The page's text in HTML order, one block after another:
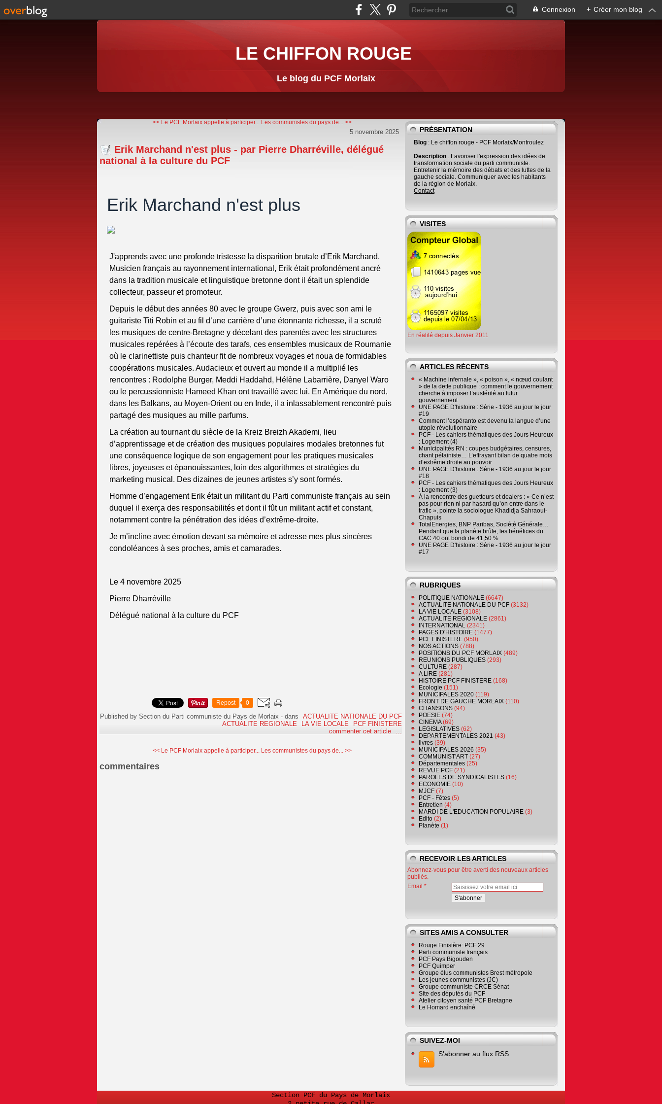
Connexion + Créer mon blog
LE CHIFFON ROUGE
Le blog du PCF Morlaix
<< Le PCF Morlaix appelle à participer... Les communistes du pays de... >>
5 novembre 2025
Erik Marchand n'est plus - par Pierre Dharréville, délégué
national à la culture du PCF
Erik Marchand n'est plus
J'apprends avec une profonde tristesse la disparition brutale d’Erik Marchand.
Musicien français au rayonnement international, Erik était profondément ancré
dans la tradition musicale et linguistique bretonne dont il était un splendide
collecteur, passeur et promoteur.
Depuis le début des années 80 avec le groupe Gwerz, puis avec son ami le
guitariste Titi Robin et au fil d’une carrière d’une étonnante richesse, il a scruté
les musiques de centre-Bretagne y décelant des parentés avec les structures
musicales repérées à l’écoute des tarafs, ces ensembles musicaux de Roumanie
où le clarinettiste puis chanteur fit de nombreux voyages et noua de formidables
coopérations musicales. Audacieux et ouvert au monde il a multiplié les
rencontres : Rodolphe Burger, Meddi Haddahd, Hélène Labarrière, Danyel Waro
ou le percussionniste Hameed Khan ont travaillé avec lui. En Amérique du nord,
dans les Balkans, au Moyen-Orient ou en Inde, il a inlassablement rencontré puis
partagé des musiques au mille parfums.
La création au tournant du siècle de la Kreiz Breizh Akademi, lieu
d’apprentissage et de création des musiques populaires modales bretonnes fut
une conséquence logique de son engagement pour les pratiques musicales
libres, joyeuses et épanouissantes, loin des algorithmes et stratégies du
marketing musical. Des dizaines de jeunes artistes s’y sont formés.
Homme d’engagement Erik était un militant du Parti communiste français au sein
duquel il exerça des responsabilités et dont il fût un militant actif et constant,
notamment contre la pénétration des idées d’extrême-droite.
Je m’incline avec émotion devant sa mémoire et adresse mes plus sincères
condoléances à ses proches, amis et camarades.
Le 4 novembre 2025
Pierre Dharréville
Délégué national à la culture du PCF
Repost 0
Published by Section du Parti communiste du Pays de Morlaix -dans
ACTUALITE NATIONALE DU PCF
ACTUALITE REGIONALE
LA VIE LOCALE
PCF FINISTERE
commenter cet article
…
<< Le PCF Morlaix appelle à participer... Les communistes du pays de... >>
commentaires
PRÉSENTATION
Blog : Le chiffon rouge - PCF Morlaix/Montroulez
Description : Favoriser l'expression des idées de
transformation sociale du parti communiste.
Entretenir la mémoire des débats et des luttes de la
gauche sociale. Communiquer avec les habitants
de la région de Morlaix.
Contact
VISITES
En réalité depuis Janvier 2011
ARTICLES RÉCENTS
« Machine infernale », « poison », « nœud coulant
» de la dette publique : comment le gouvernement
cherche à imposer l’austérité au futur
gouvernement
UNE PAGE D'histoire : Série - 1936 au jour le jour
#19
Comment l’espéranto est devenu la langue d’une
utopie révolutionnaire
PCF - Les cahiers thématiques des Jours Heureux
: Logement (4)
Municipalités RN : coupes budgétaires, censures,
chant pétainiste… L’effrayant bilan de quatre mois
d’extrême droite au pouvoir
UNE PAGE D'histoire : Série - 1936 au jour le jour
#18
PCF - Les cahiers thématiques des Jours Heureux
: Logement (3)
À la rencontre des guetteurs et dealers : « Ce n’est
pas pour rien ni par hasard qu’on entre dans le
trafic », pointe la sociologue Khadidja Sahraoui-
Chapuis
TotalEnergies, BNP Paribas, Société Générale…
Pendant que la planète brûle, les bénéfices du
CAC 40 ont bondi de 41,50 %
UNE PAGE D'histoire : Série - 1936 au jour le jour
#17
RUBRIQUES
POLITIQUE NATIONALE (6647)
ACTUALITE NATIONALE DU PCF (3132)
LA VIE LOCALE (3108)
ACTUALITE REGIONALE (2861)
INTERNATIONAL (2341)
PAGES D'HISTOIRE (1477)
PCF FINISTERE (950)
NOS ACTIONS (788)
POSITIONS DU PCF MORLAIX (489)
REUNIONS PUBLIQUES (293)
CULTURE (287)
A LIRE (281)
HISTOIRE PCF FINISTERE (168)
Ecologie (151)
MUNICIPALES 2020 (119)
FRONT DE GAUCHE MORLAIX (110)
CHANSONS (94)
POESIE (74)
CINEMA(69)
LEGISLATIVES (62)
DEPARTEMENTALES 2021 (43)
livres (39)
MUNICIPALES 2026 (35)
COMMUNIST'ART (27)
Départementales (25)
REVUE PCF (21)
PAROLES DE SYNDICALISTES (16)
ECONOMIE (10)
MJCF (7)
PCF - Fêtes (5)
Entretien (4)
MARDI DE L'EDUCATION POPULAIRE (3)
Edito (2)
Planète (1)
RECEVOIR LES ARTICLES
Abonnez-vous pour être averti des nouveaux articles
publiés.
Email
SITES AMIS A CONSULTER
Rouge Finistère: PCF 29
Parti communiste français
PCF Pays Bigouden
PCF Quimper
Groupe élus communistes Brest métropole
Les jeunes communistes (JC)
Groupe communiste CRCE Sénat
Site des députés du PCF
Atelier citoyen santé PCF Bretagne
Le Homard enchaîné
SUIVEZ-MOI
S'abonner au flux RSS
Section PCF du Pays de Morlaix